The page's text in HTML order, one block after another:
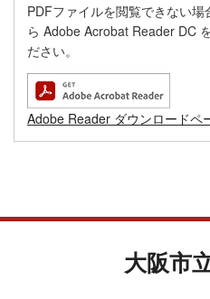
PDFファイルを閲覧できない
ら Adobe Acrobat Reader DC
ださい。
Adobe Reader ダウンロードペ
大阪市